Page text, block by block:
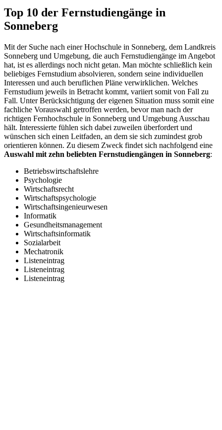
Top 10 der Fernstudiengänge in
Sonneberg
Mit der Suche nach einer Hochschule in Sonneberg, dem Landkreis
Sonneberg und Umgebung, die auch Fernstudiengänge im Angebot
hat, ist es allerdings noch nicht getan. Man möchte schließlich kein
beliebiges Fernstudium absolvieren, sondern seine individuellen
Interessen und auch beruflichen Pläne verwirklichen. Welches
Fernstudium jeweils in Betracht kommt, variiert somit von Fall zu
Fall. Unter Berücksichtigung der eigenen Situation muss somit eine
fachliche Vorauswahl getroffen werden, bevor man nach der
richtigen Fernhochschule in Sonneberg und Umgebung Ausschau
hält. Interessierte fühlen sich dabei zuweilen überfordert und
wünschen sich einen Leitfaden, an dem sie sich zumindest grob
orientieren können. Zu diesem Zweck findet sich nachfolgend eine
Auswahl mit zehn beliebten Fernstudiengängen in Sonneberg:
Betriebswirtschaftslehre
Psychologie
Wirtschaftsrecht
Wirtschaftspsychologie
Wirtschaftsingenieurwesen
Informatik
Gesundheitsmanagement
Wirtschaftsinformatik
Sozialarbeit
Mechatronik
Listeneintrag
Listeneintrag
Listeneintrag